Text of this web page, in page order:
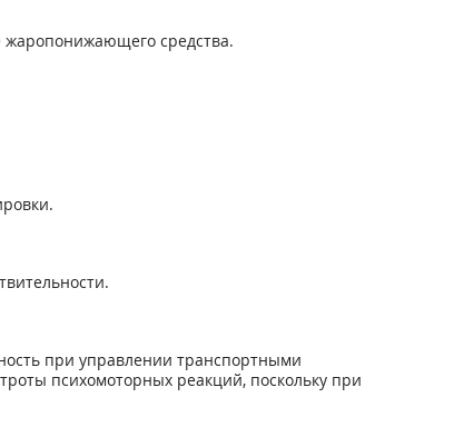
жаропонижающего средства.
при управлении транспортными
психомоторных реакций, поскольку при